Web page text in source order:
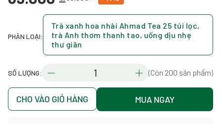
PHÂN LOẠI:
Trà xanh hoa nhài Ahmad Tea 25 túi lọc,
trà Anh thơm thanh tao, uống dịu nhẹ
thư giãn
SỐ LƯỢNG: (Còn 200 sản phẩm)
CHO VÀO GIỎ HÀNG MUA NGAY